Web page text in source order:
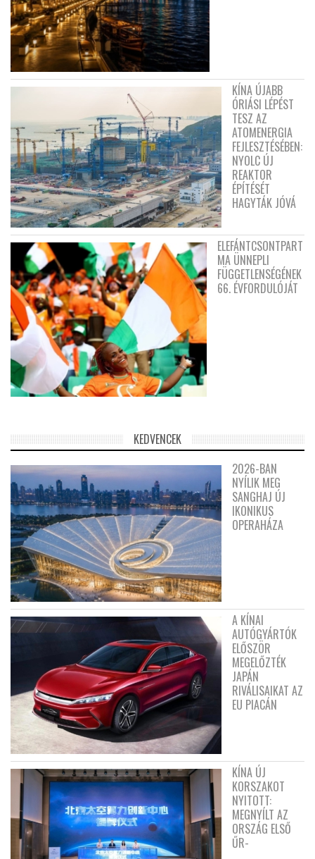
KÍNA ÚJABB
ÓRIÁSI LÉPÉST
TESZ AZ
ATOMENERGIA
FEJLESZTÉSÉBEN:
NYOLC ÚJ
REAKTOR
ÉPÍTÉSÉT
HAGYTÁK JÓVÁ
ELEFÁNTCSONTPART
MA ÜNNEPLI
FÜGGETLENSÉGÉNEK
66. ÉVFORDULÓJÁT
KEDVENCEK
2026-BAN
NYÍLIK MEG
SANGHAJ ÚJ
IKONIKUS
OPERAHÁZA
A KÍNAI
AUTÓGYÁRTÓK
ELŐSZÖR
MEGELŐZTÉK
JAPÁN
RIVÁLISAIKAT AZ
EU PIACÁN
KÍNA ÚJ
KORSZAKOT
NYITOTT:
MEGNYÍLT AZ
ORSZÁG ELSŐ
ŰR-